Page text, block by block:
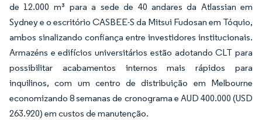
de 12.000 m³ para a sede de 40 andares da Atlassian em
Sydney e o escritório CASBEE-S da Mitsui Fudosan em Tóquio,
ambos sinalizando confiança entre investidores institucionais.
Armazéns e edifícios universitários estão adotando CLT para
possibilitar acabamentos internos mais rápidos para
inquilinos, com um centro de distribuição em Melbourne
economizando 8 semanas de cronograma e AUD 400.000 (USD
263.920) em custos de manutenção.